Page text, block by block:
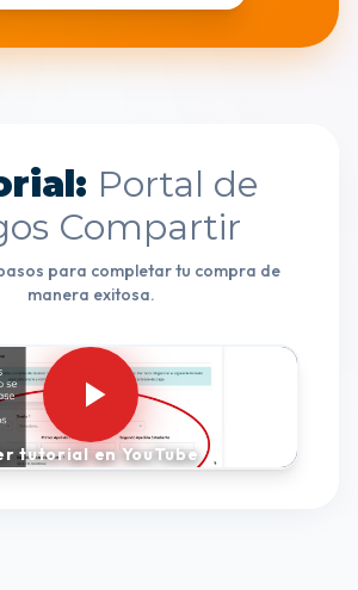
Portal de
Compartir
para completar tu compra de
manera exitosa.
tutorial en YouTube